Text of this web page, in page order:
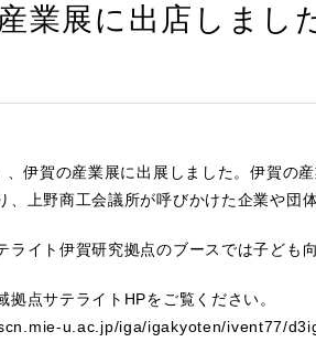
業展に出店しまし
、伊賀の産業展に出展しました。伊賀の
、上野商工会議所が呼びかけた企業や団
ライト伊賀研究拠点のブースでは子ども
拠点サテライトHPをご覧ください。
u.ac.jp/iga/igakyoten/ivent77/